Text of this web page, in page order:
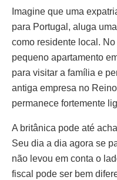
Imagine que uma
para Portugal, aluga
como residente local.
pequeno apartamento
para visitar a família e
antiga empresa no
permanece fortemente
A britânica pode até
Seu dia a dia agora se
não levou em conta o
fiscal pode ser bem